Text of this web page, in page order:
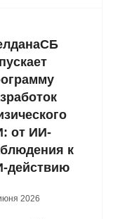
от ИИ-
к
действию
2026